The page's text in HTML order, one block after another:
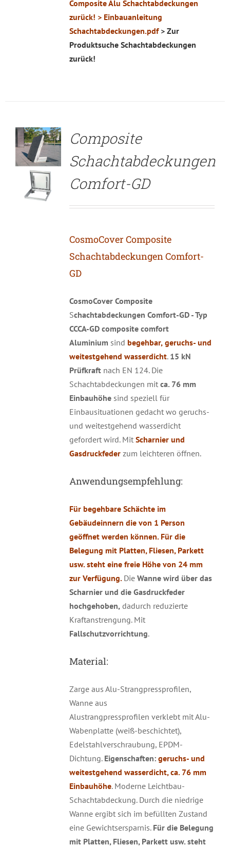
Composite Alu Schachtabdeckungen
zurück! > Einbauanleitung
Schachtabdeckungen.pdf > Zur
Produktsuche Schachtabdeckungen
zurück!
Composite
Schachtabdeckungen
Comfort-GD
CosmoCover Composite
SchachtabdeckungenComfort-
GD
CosmoCover Composite
Schachtabdeckungen Comfort-GD - Typ
CCCA-GD composite comfort
Aluminium sind begehbar, geruchs- und
weitestgehend wasserdicht. 15 kN
Prüfkraftnach EN 124. Die
Schachtabdeckungen mit ca. 76 mm
Einbauhöhesind speziell für
Einbausituationen gedacht wo geruchs-
und weitestgehend wasserdicht
gefordert wird. Mit Scharnier und
Gasdruckfederzum leichteren öffnen.
Anwendungsempfehlung:
Für begehbare Schächte im
Gebäudeinnern die von 1 Person
geöffnet werden können. Für die
Belegung mit Platten, Fliesen, Parkett
usw. steht eine freie Höhe von 24 mm
zur Verfügung. Die Wanne wird über das
Scharnier und die Gasdruckfeder
hochgehoben,dadurch reduzierte
Kraftanstrengung. Mit
Fallschutzvorrichtung.
Material:
Zarge aus Alu-Strangpressprofilen,
Wanne aus
Alustrangpressprofilen verklebt mit Alu-
Wabenplatte (weiß-beschichtet),
Edelstahlverschraubung, EPDM-
Dichtung. Eigenschaften: geruchs- und
weitestgehend wasserdicht,ca.76 mm
Einbauhöhe. Moderne Leichtbau-
Schachtabdeckung. Durch die niedrige
Wanne ergibt sich im befüllten Zustand
eine Gewichtsersparnis. Für die Belegung
mit Platten, Fliesen, Parkett usw. steht